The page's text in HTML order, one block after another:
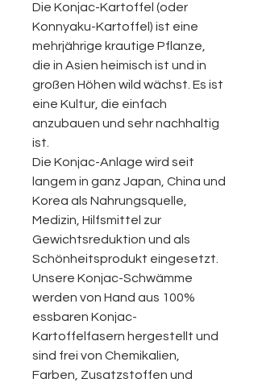
Die Konjac-Kartoffel (oder
Konnyaku-Kartoffel) ist eine
mehrjährige krautige Pflanze,
die in Asien heimisch ist und in
großen Höhen wild wächst. Es ist
eine Kultur, die einfach
anzubauen und sehr nachhaltig
ist.
Die Konjac-Anlage wird seit
langem in ganz Japan, China und
Korea als Nahrungsquelle,
Medizin, Hilfsmittel zur
Gewichtsreduktion und als
Schönheitsprodukt eingesetzt.
Unsere Konjac-Schwämme
werden von Hand aus 100%
essbaren Konjac-
Kartoffelfasern hergestellt und
sind frei von Chemikalien,
Farben, Zusatzstoffen und